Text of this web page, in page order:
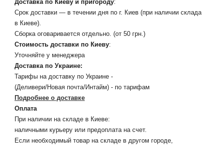
Доставка по Киеву и пригороду:
Срок доставки — в течении дня по г. Киев (при наличии склада
в Киеве).
Сборка оговаривается отдельно. (от 50 грн.)
Стоимость доставки по Киеву:
Уточняйте у менеджера
Доставка по Украине:
Тарифы на доставку по Украине -
(Деливери/Новая почта/Интайм) - по тарифам
Подробнее о доставке
Оплата
При наличии на складе в Киеве:
наличными курьеру или предоплата на счет.
Если необходимый товар на складе в другом городе,